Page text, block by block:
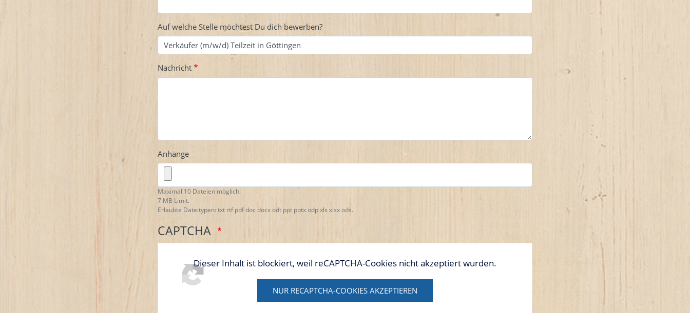
Auf welche Stelle möchtest Du dich bewerben?
Nachricht
Anhänge
Maximal 10 Dateien möglich.
7 MB Limit.
Erlaubte Dateitypen: txt rtf pdf doc docx odt ppt pptx odp xls xlsx ods.
CAPTCHA
Dieser Inhalt ist blockiert, weil reCAPTCHA-Cookies nicht akzeptiert wurden.
NUR RECAPTCHA-COOKIES AKZEPTIEREN